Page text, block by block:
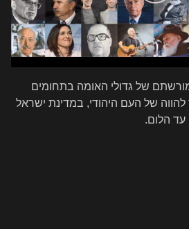
של גדולי האומה בתחומים
להווה של העם היהודי, במדינת ישראל
עד הלום.